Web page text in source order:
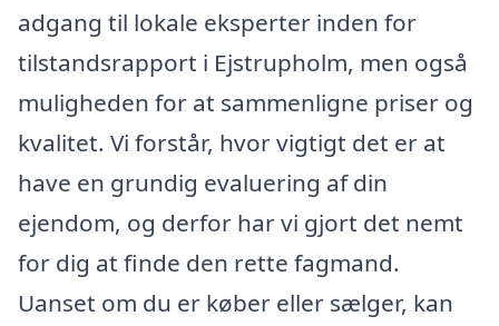
adgang til lokale eksperter inden for
tilstandsrapport i Ejstrupholm, men også
muligheden for at sammenligne priser og
kvalitet. Vi forstår, hvor vigtigt det er at
have en grundig evaluering af din
ejendom, og derfor har vi gjort det nemt
for dig at finde den rette fagmand.
Uanset om du er køber eller sælger, kan